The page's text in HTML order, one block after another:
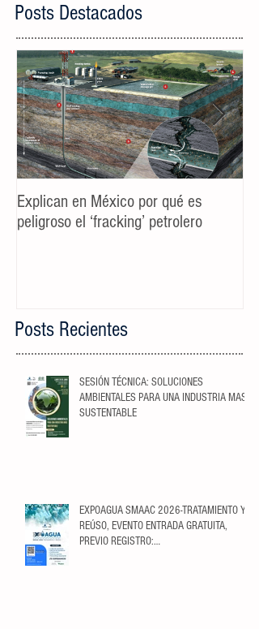
Posts Destacados
Explican en México por qué es
peligroso el ‘fracking’ petrolero
Posts Recientes
SESIÓN TÉCNICA: SOLUCIONES
AMBIENTALES PARA UNA INDUSTRIA MAS
SUSTENTABLE
EXPOAGUA SMAAC 2026-TRATAMIENTO Y
REÚSO, EVENTO ENTRADA GRATUITA,
PREVIO REGISTRO: